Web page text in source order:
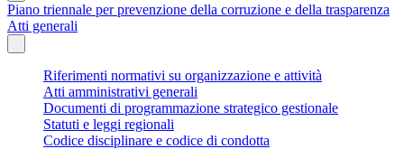
Piano triennale per prevenzione della corruzione e della trasparenza
Atti generali
Riferimenti normativi su organizzazione e attività
Atti amministrativi generali
Documenti di programmazione strategico gestionale
Statuti e leggi regionali
Codice disciplinare e codice di condotta